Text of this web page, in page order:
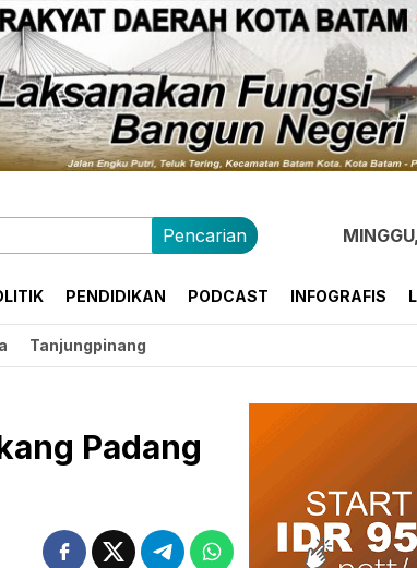
Pencarian
PENDIDIKAN PODCAST INFOGRAFIS
Tanjungpinang
Padang